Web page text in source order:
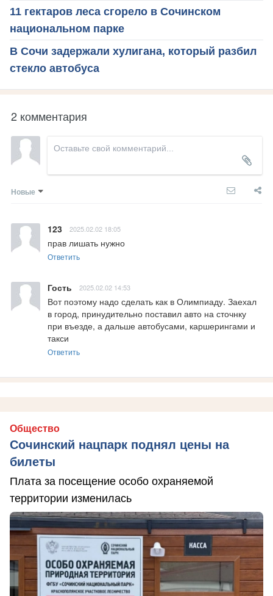
11 гектаров леса сгорело в Сочинском
национальном парке
В Сочи задержали хулигана, который разбил
стекло автобуса
2 комментария
Новые
123 2025.02.02 18:05
прав лишать нужно
Ответить
Гость 2025.02.02 14:53
Вот поэтому надо сделать как в Олимпиаду. Заехал
в город, принудительно поставил авто на сточнку
при въезде, а дальше автобусами, каршерингами и
такси
Ответить
Общество
Сочинский нацпарк поднял цены на
билеты
Плата за посещение особо охраняемой
территории изменилась